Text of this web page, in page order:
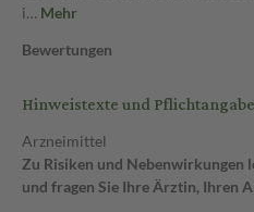
i… Mehr
Bewertungen
Hinweistexte und
Arzneimittel
Zu Risiken und Nebenwirkungen
und fragen Sie Ihre Ärztin, Ihren